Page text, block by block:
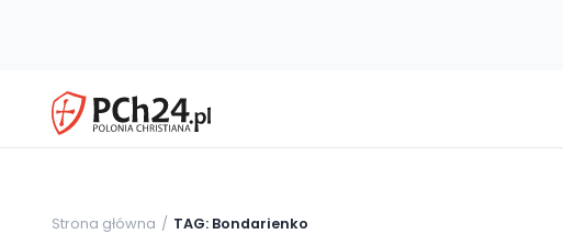
Strona główna TAG: Bondarienko